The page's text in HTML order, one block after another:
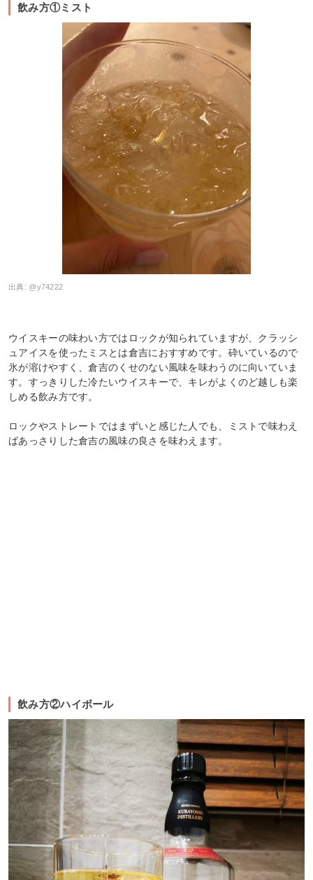
飲み方①ミスト
出典: @y74222
ウイスキーの味わい方ではロックが知られていますが、クラッシ
ュアイスを使ったミスとは倉吉におすすめです。砕いているので
氷が溶けやすく、倉吉のくせのない風味を味わうのに向いていま
す。すっきりした冷たいウイスキーで、キレがよくのど越しも楽
しめる飲み方です。
ロックやストレートではまずいと感じた人でも、ミストで味わえ
ばあっさりした倉吉の風味の良さを味わえます。
飲み方②ハイボール